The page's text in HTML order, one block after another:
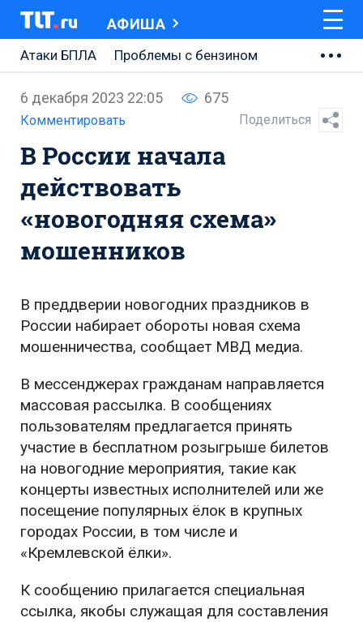
АФИША
Атаки БПЛА
Проблемы с бензином
АВТОВАЗ
Ремонт Центральной площади
Ремонт Обводного шоссе
Набережная Тольятти
Неделя Тольятти
6 декабря 2023 22:05 675
Комментировать Поделиться
В России начала
действовать
«новогодняя схема»
мошенников
В преддверии новогодних праздников в
России набирает обороты новая схема
мошенничества, сообщает МВД медиа.
В мессенджерах гражданам направляется
массовая рассылка. В сообщениях
пользователям предлагается принять
участие в бесплатном розыгрыше билетов
на новогодние мероприятия, такие как
концерты известных исполнителей или же
посещение популярных ёлок в крупных
городах России, в том числе и
«Кремлевской ёлки».
К сообщению прилагается специальная
ссылка, якобы служащая для составления